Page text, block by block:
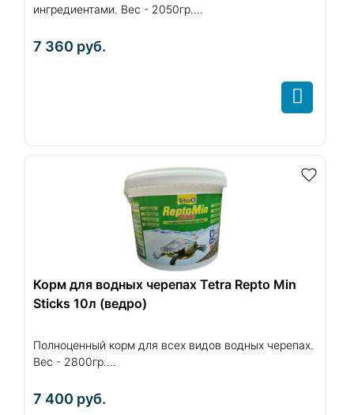
ингредиентами. Вес - 2050гр....
7 360 руб.
Корм для водных черепах Tetra Repto Min
Sticks 10л (ведро)
Полноценный корм для всех видов водных черепах.
Вес - 2800гр....
7 400 руб.